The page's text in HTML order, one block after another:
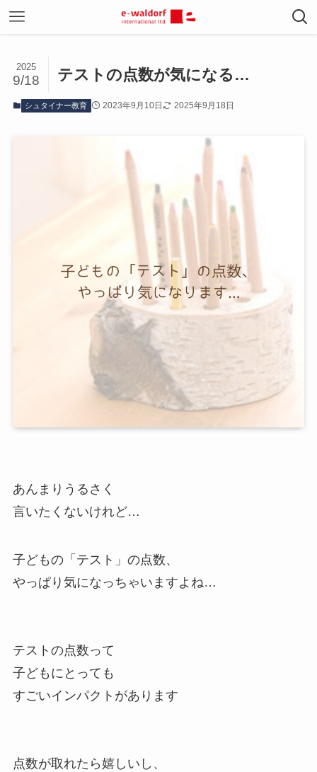
テストの点数が気になる…
2025
9/18
シュタイナー教育 2023年9月10日 2025年9月18日
あんまりうるさく
言いたくないけれど…
子どもの「テスト」の点数、
やっぱり気になっちゃいますよね…
テストの点数って
子どもにとっても
すごいインパクトがあります
点数が取れたら嬉しいし、